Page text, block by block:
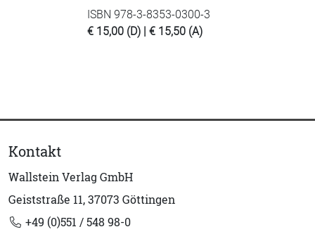
ISBN 978-3-8353-0300-3
€ 15,00 (D) | € 15,50 (A)
Kontakt
Wallstein Verlag GmbH
Geiststraße 11, 37073 Göttingen
+49 (0)551 / 548 98-0